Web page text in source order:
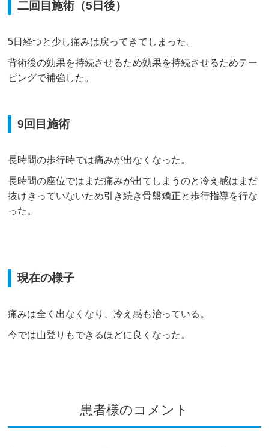
二回目施術（5日後）
5日経つと少し痛みは戻ってきてしまった。
背術後の効果を持続させるため効果を持続させるためテー
ピングで補強した。
9回目施術
長時間の歩行時では痛みが出なくなった。
長時間の座位ではまだ痛みが出てしまうのと冷え感はまだ
抜けきっていないため引き続き骨盤矯正と歩行指導を行な
った。
現在の様子
痛みは全く出なくなり、冷え感も治っている。
今では山登りもできるほどに良くなった。
患者様のコメント